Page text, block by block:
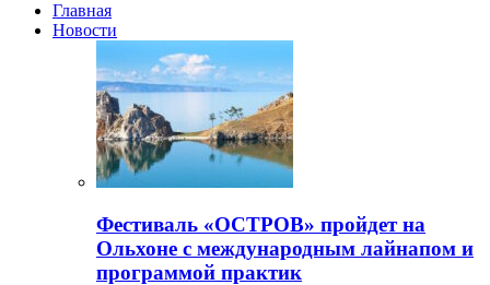
Главная
Новости
Фестиваль «ОСТРОВ» пройдет на
Ольхоне с международным лайнапом и
программой практик